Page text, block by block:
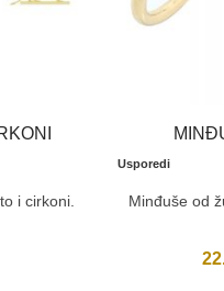
i cirkoni.
Usporedi
Minđuše od